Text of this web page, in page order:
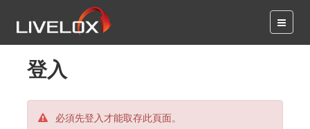
登入
必須先登入才能取存此頁面。